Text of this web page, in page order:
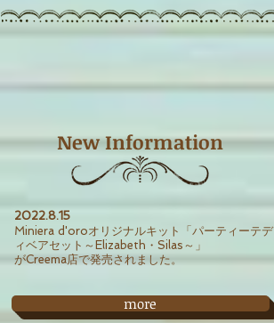
2022.8.15
Miniera d'oroオリジナルキット「パーティーテデ
ィベアセット～Elizabeth・Silas～」
がCreema店で発売されました。
more
New Information